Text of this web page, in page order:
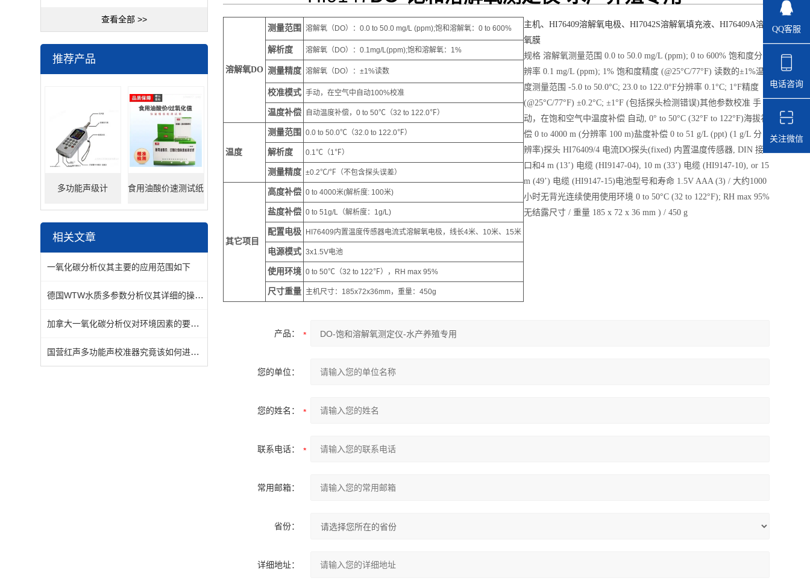
查看全部 >>
推荐产品
多功能声级计 食用油酸价速测试纸
相关文章
一氧化碳分析仪其主要的应用范围如下
德国WTW水质多参数分析仪其详细的操作说明
加拿大一氧化碳分析仪对环境因素的要求有那几个方面？
国营红声多功能声校准器究竟该如何进行保养的呢？
溶解氧DO
测量范围 溶解氧（DO）：0.0 to 50.0 mg/L (ppm);饱和溶解氧：0 to 600%
解析度 溶解氧（DO）：0.1mg/L(ppm);饱和溶解氧：1%
测量精度 溶解氧（DO）：±1%读数
校准模式 手动，在空气中自动100%校准
温度补偿 自动温度补偿，0 to 50℃（32 to 122.0℉）
温度
测量范围 0.0 to 50.0℃（32.0 to 122.0℉）
解析度 0.1℃（1℉）
测量精度 ±0.2℃/℉（不包含探头误差）
其它项目
高度补偿 0 to 4000米(解析度: 100米)
盐度补偿 0 to 51g/L（解析度：1g/L)
配置电极 HI76409内置温度传感器电流式溶解氧电极，线长4米、10米、15米
电源模式 3x1.5V电池
使用环境 0 to 50℃（32 to 122℉），RH max 95%
尺寸重量 主机尺寸：185x72x36mm，重量：450g
主机、HI76409溶解氧电极、HI7042S溶解氧填充液、HI76409A溶
氧膜
规格 溶解氧测量范围 0.0 to 50.0 mg/L (ppm); 0 to 600% 饱和度分
辨率 0.1 mg/L (ppm); 1% 饱和度精度 (@25°C/77°F) 读数的±1%温
度测量范围 -5.0 to 50.0°C; 23.0 to 122.0°F分辨率 0.1°C; 1°F精度
(@25°C/77°F) ±0.2°C; ±1°F (包括探头检测错误)其他参数校准 手
动，在饱和空气中温度补偿 自动, 0° to 50°C (32°F to 122°F)海拔补
偿 0 to 4000 m (分辨率 100 m)盐度补偿 0 to 51 g/L (ppt) (1 g/L 分
辨率)探头 HI76409/4 电流DO探头(fixed) 内置温度传感器, DIN 接
口和4 m (13’) 电缆 (HI9147-04), 10 m (33’) 电缆 (HI9147-10), or 15
m (49’) 电缆 (HI9147-15)电池型号和寿命 1.5V AAA (3) / 大约1000
小时无背光连续使用使用环境 0 to 50°C (32 to 122°F); RH max 95%
无结露尺寸 / 重量 185 x 72 x 36 mm ) / 450 g
产品：
您的单位：
您的姓名：
联系电话：
常用邮箱：
省份：
详细地址：
QQ客服
电话咨询
关注微信